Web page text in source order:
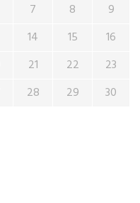
7 8
9
14 15
16
21 22
23
28 29
30